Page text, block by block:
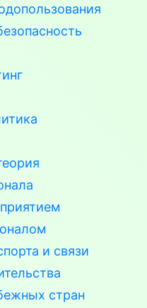
и связи
стран